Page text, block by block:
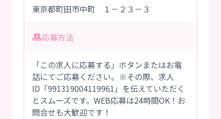
東京都町田市中町 １－２３－３
応募方法
「この求人に応募する」ボタンまたはお電
話にてご応募ください。※その際、求人
ID「991319004119961」を伝えていただく
とスムーズです。WEB応募は24時間OK！お
問合せも大歓迎です！